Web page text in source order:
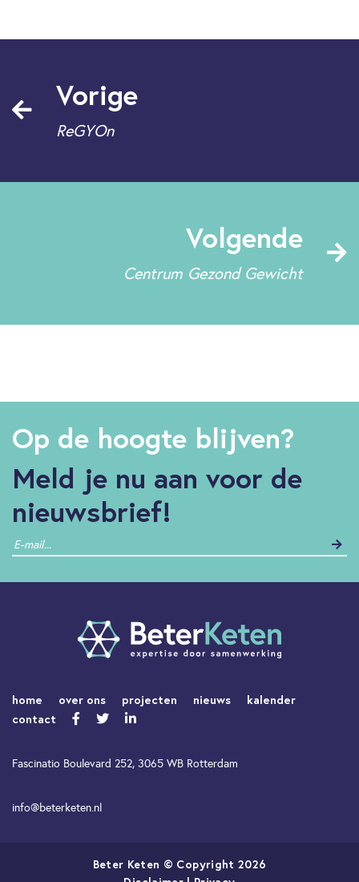
Vorige
ReGYOn
Volgende
Centrum Gezond Gewicht
Op de hoogte blijven?
Meld je nu aan voor de
nieuwsbrief!
home over ons projecten nieuws
kalender
contact
Fascinatio Boulevard 252, 3065 WB Rotterdam
info@beterketen.nl
Beter Keten © Copyright 2026